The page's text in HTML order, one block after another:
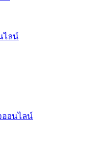
ไลน์
ออนไลน์